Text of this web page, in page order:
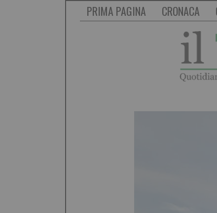
PRIMA PAGINA CRONACA